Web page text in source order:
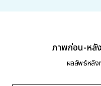
ภาพก่อน-หลั
ผลลัพธ์หลัง